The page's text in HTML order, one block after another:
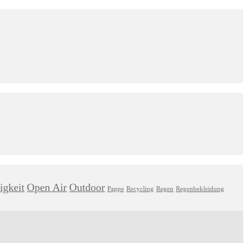
Open Air Outdoor Pappe Recycling Regen Regenbekleidung